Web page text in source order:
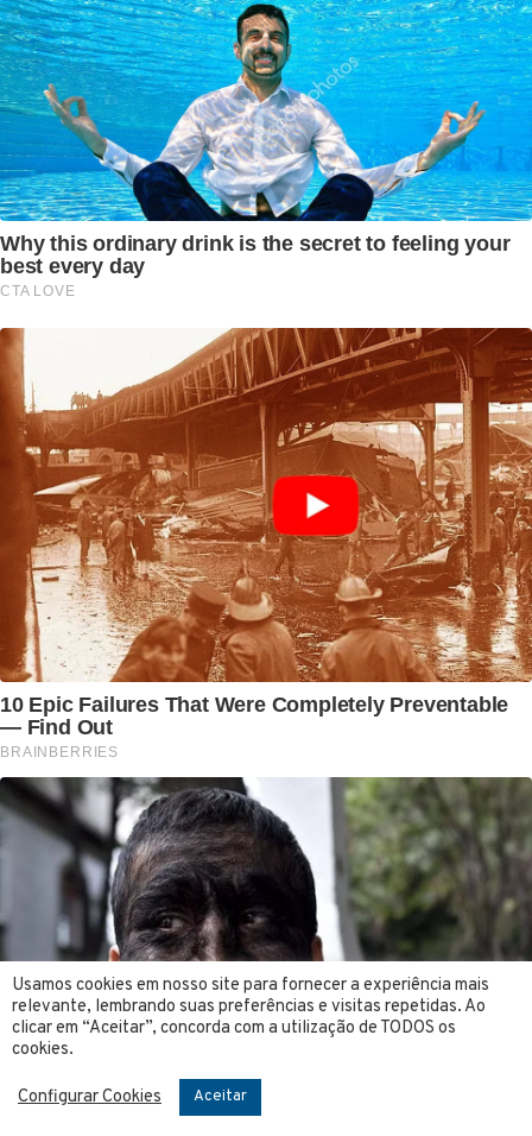
Usamos cookies em nosso site para fornecer a experiência mais
relevante, lembrando suas preferências e visitas repetidas. Ao
clicar em “Aceitar”, concorda com a utilização de TODOS os
cookies.
Configurar Cookies Aceitar